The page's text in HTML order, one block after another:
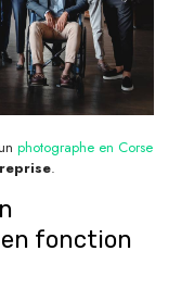
photographe en Corse
.
fonction